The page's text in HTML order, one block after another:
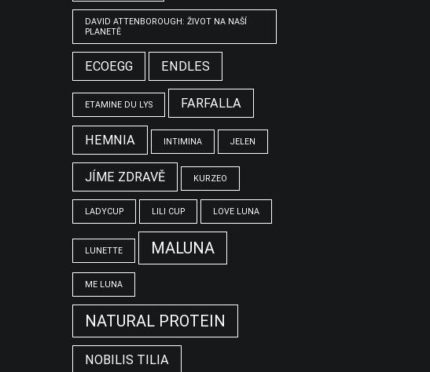
DAVID ATTENBOROUGH: ŽIVOT NA NAŠÍ
PLANETĚ
ECOEGG ENDLES
ETAMINE DU LYS FARFALLA
HEMNIA INTIMINA JELEN
JÍME ZDRAVĚ KURZEO
LADYCUP LILI CUP LOVE LUNA
LUNETTE MALUNA
ME LUNA
NATURAL PROTEIN
NOBILIS TILIA